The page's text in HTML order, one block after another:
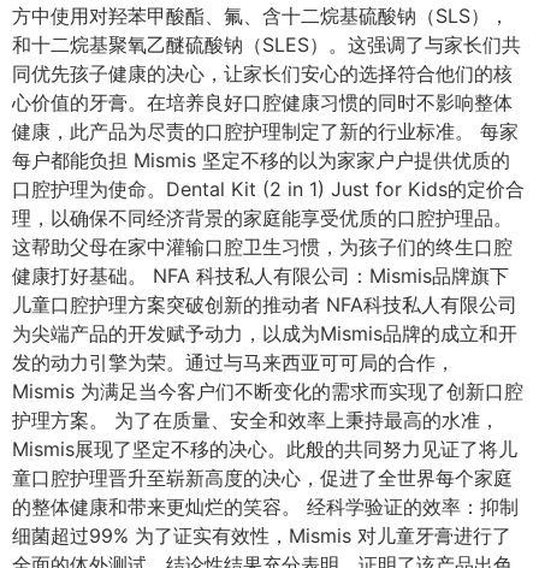
方中使用对羟苯甲酸酯、氟、含十二烷基硫酸钠（SLS），
和十二烷基聚氧乙醚硫酸钠（SLES）。这强调了与家长们共
同优先孩子健康的决心，让家长们安心的选择符合他们的核
心价值的牙膏。在培养良好口腔健康习惯的同时不影响整体
健康，此产品为尽责的口腔护理制定了新的行业标准。 每家
每户都能负担 Mismis 坚定不移的以为家家户户提供优质的
口腔护理为使命。Dental Kit (2 in 1) Just for Kids的定价合
理，以确保不同经济背景的家庭能享受优质的口腔护理品。
这帮助父母在家中灌输口腔卫生习惯，为孩子们的终生口腔
健康打好基础。 NFA 科技私人有限公司：Mismis品牌旗下
儿童口腔护理方案突破创新的推动者 NFA科技私人有限公司
为尖端产品的开发赋予动力，以成为Mismis品牌的成立和开
发的动力引擎为荣。通过与马来西亚可可局的合作，
Mismis 为满足当今客户们不断变化的需求而实现了创新口腔
护理方案。 为了在质量、安全和效率上秉持最高的水准，
Mismis展现了坚定不移的决心。此般的共同努力见证了将儿
童口腔护理晋升至崭新高度的决心，促进了全世界每个家庭
的整体健康和带来更灿烂的笑容。 经科学验证的效率：抑制
细菌超过99% 为了证实有效性，Mismis 对儿童牙膏进行了